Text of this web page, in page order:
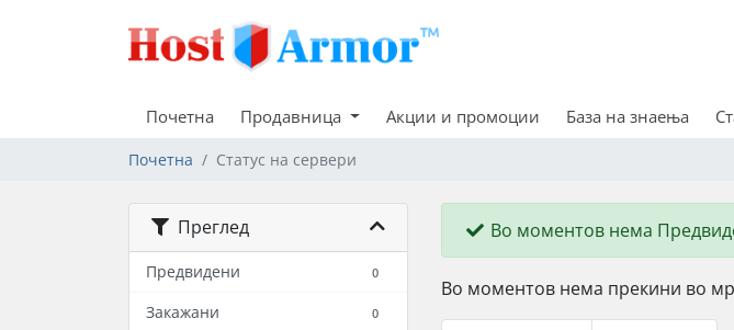
Почетна Продавница Акции и промоции База на знаења
Почетна Статус на сервери
Преглед
Предвидени 0
Закажани 0
Во моментов нема
Во моментов нема прекини во